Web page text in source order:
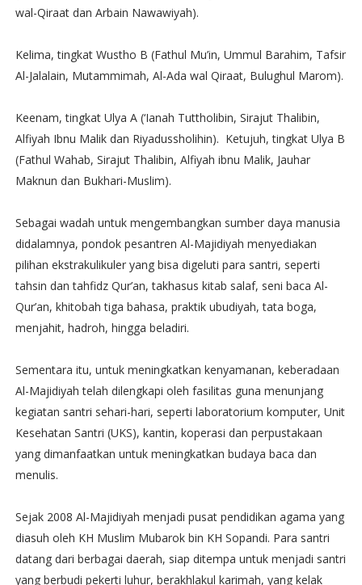
wal-Qiraat dan Arbain Nawawiyah).
Kelima, tingkat Wustho B (Fathul Mu’in, Ummul Barahim, Tafsir
Al-Jalalain, Mutammimah, Al-Ada wal Qiraat, Bulughul Marom).
Keenam, tingkat Ulya A (‘Ianah Tuttholibin, Sirajut Thalibin,
Alfiyah Ibnu Malik dan Riyadussholihin). Ketujuh, tingkat Ulya B
(Fathul Wahab, Sirajut Thalibin, Alfiyah ibnu Malik, Jauhar
Maknun dan Bukhari-Muslim).
Sebagai wadah untuk mengembangkan sumber daya manusia
didalamnya, pondok pesantren Al-Majidiyah menyediakan
pilihan ekstrakulikuler yang bisa digeluti para santri, seperti
tahsin dan tahfidz Qur’an, takhasus kitab salaf, seni baca Al-
Qur’an, khitobah tiga bahasa, praktik ubudiyah, tata boga,
menjahit, hadroh, hingga beladiri.
Sementara itu, untuk meningkatkan kenyamanan, keberadaan
Al-Majidiyah telah dilengkapi oleh fasilitas guna menunjang
kegiatan santri sehari-hari, seperti laboratorium komputer, Unit
Kesehatan Santri (UKS), kantin, koperasi dan perpustakaan
yang dimanfaatkan untuk meningkatkan budaya baca dan
menulis.
Sejak 2008 Al-Majidiyah menjadi pusat pendidikan agama yang
diasuh oleh KH Muslim Mubarok bin KH Sopandi. Para santri
datang dari berbagai daerah, siap ditempa untuk menjadi santri
yang berbudi pekerti luhur, berakhlakul karimah, yang kelak